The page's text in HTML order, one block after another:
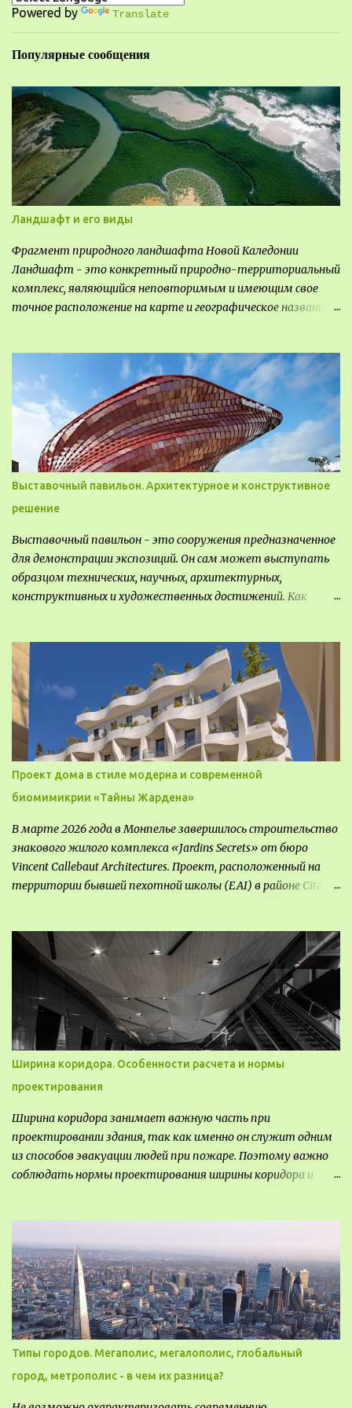
и
и
Powered by Translate
Популярные сообщения
Ландшафт и его виды
Фрагмент природного ландшафта Новой Каледонии
Ландшафт - это конкретный природно-территориальный
комплекс, являющийся неповторимым и имеющим свое
точное расположение на карте и географическое название.
видом деятельность происходящей на них. Одни
используют в качестве выращивания агрокультур. Другие
для строительства населенных пунктов и т.д.
Выставочный павильон. Архитектурное и конструктивное
решение
Выставочный павильон - это сооружения предназначенное
для демонстрации экспозиций. Он сам может выступать
образцом технических, научных, архитектурных,
конструктивных и художественных достижений. Как
универсальные тематические временные постоянные
передвижные стационарные Назначение выставочных
павильонов - показ экспозиции, с целью информации,
пропаганды, рекламы, внедрения новых технологий, обмен
опытом, привлечения внимания и т.д.
Проект дома в стиле модерна и современной
биомимикрии «Тайны Жардена»
В марте 2026 года в Монпелье завершилось строительство
знакового жилого комплекса «Jardins Secrets» от бюро
Vincent Callebaut Architectures. Проект, расположенный на
территории бывшей пехотной школы (EAI) в районе Cité
Комплекс состоит из двух объектов: «Théia» (75 квартир,
из которых 17 — социального назначения, общая площадь 5
364 м²) и «Opale & Sens» (38 квартир, включая 11
доступных, площадь 2 845 м²). В общей сложности 113
жилых единиц спроектированы с учетом строгих норм
пожарной безопасности, принципов биоразнообразия и
социальной инклюзивности. Успех проекта был
подтвержден победой в городском конкурсе 2021 года и
получением престижной награды «Серебряная пирамида
глобального качества» от Федерации застройщиков
Окситании в 2024 году. Концепция «Jardins Secrets» — это
современный средиземноморский манифест. Архитекторы
стремились объединить память о военном прошлом
Ширина коридора. Особенности расчета и нормы
проектирования
Ширина коридора занимает важную часть при
проектировании здания, так как именно он служит одним
из способов эвакуации людей при пожаре. Поэтому важно
соблюдать нормы проектирования ширины коридора и
Типы городов. Мегаполис, мегалополис, глобальный
город, метрополис - в чем их разница?